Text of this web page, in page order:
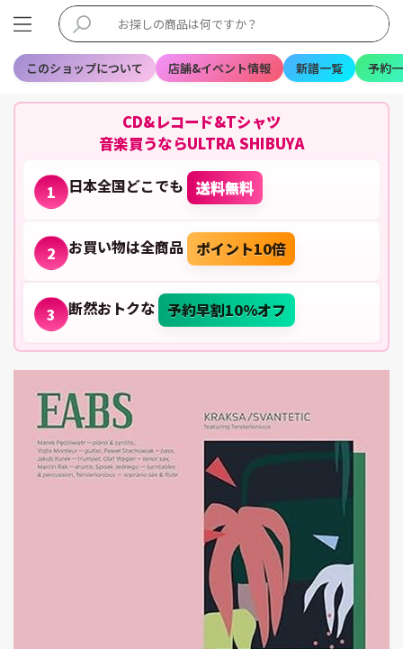
このショップについて 店舗&イベント情報 新譜一覧 予約
CD&レコード&Tシャツ
音楽買うならULTRA SHIBUYA
1 日本全国どこでも 送料無料
2 お買い物は全商品 ポイント10倍
3 断然おトクな 予約早割10%オフ